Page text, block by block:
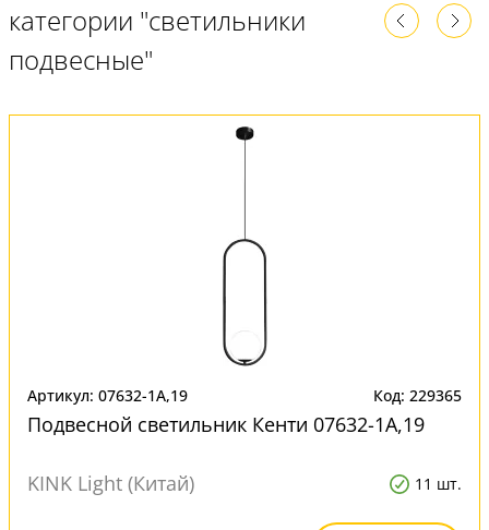
категории "светильники
подвесные"
Артикул: 07632-1A,19 Код: 229365
Подвесной светильник Кенти 07632-1A,19
KINK Light (Китай) 11 шт.